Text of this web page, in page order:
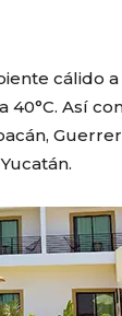
cálido
40°C. Así